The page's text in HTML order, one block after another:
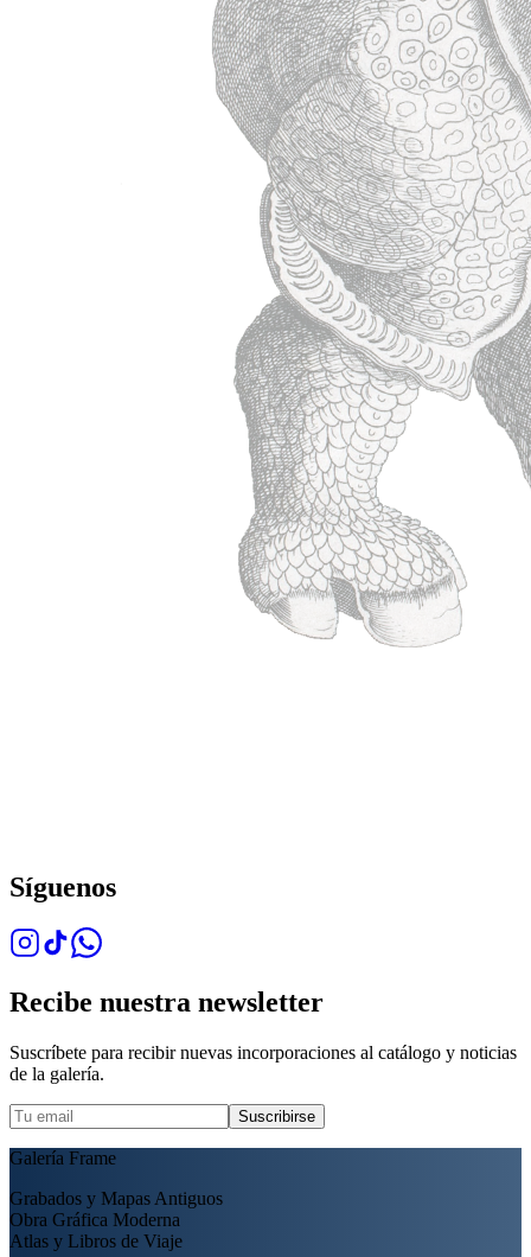
Síguenos
Recibe nuestra newsletter
Suscríbete para recibir nuevas incorporaciones al catálogo y noticias
de la galería.
Suscribirse
Galería Frame
Grabados y Mapas Antiguos
Obra Gráfica Moderna
Atlas y Libros de Viaje